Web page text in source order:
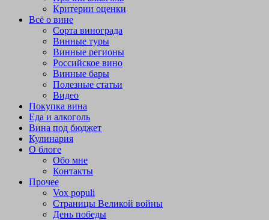
Критерии оценки
Всё о вине
Сорта винограда
Винные туры
Винные регионы
Российское вино
Винные бары
Полезные статьи
Видео
Покупка вина
Еда и алкоголь
Вина под бюджет
Кулинария
О блоге
Обо мне
Контакты
Прочее
Vox populi
Страницы Великой войны
День победы